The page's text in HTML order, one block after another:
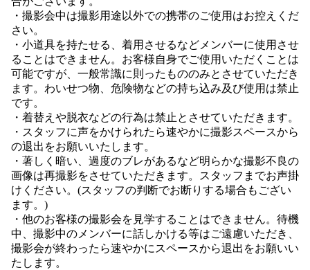
・撮影会中は撮影用途以外での携帯のご使用はお控えくだ
さい。
・小道具を持たせる、着用させるなどメンバーに使用させ
ることはできません。お客様自身でご使用いただくことは
可能ですが、一般常識に則ったもののみとさせていただき
ます。わいせつ物、危険物などの持ち込み及び使用は禁止
です。
・着替えや脱衣などの行為は禁止とさせていただきます。
・スタッフに声をかけられたら速やかに撮影スペースから
の退出をお願いいたします。
・著しく暗い、過度のブレがあるなど明らかな撮影不良の
画像は再撮影をさせていただきます。スタッフまでお声掛
けください。(スタッフの判断でお断りする場合もござい
ます。)
・他のお客様の撮影会を見学することはできません。待機
中、撮影中のメンバーに話しかける等はご遠慮いただき、
撮影会が終わったら速やかにスペースから退出をお願いい
たします。